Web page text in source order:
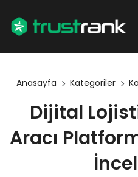
Anasayfa Kategoriler
Dijital
Aracı